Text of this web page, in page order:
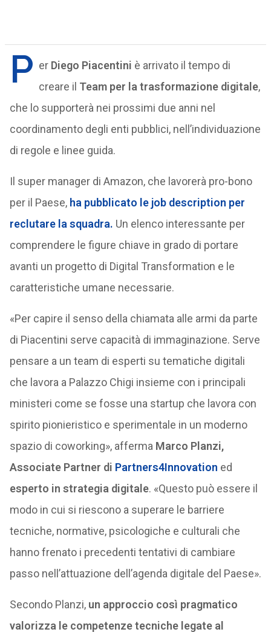
P er Diego Piacentini è arrivato il tempo di
creare il Team per la trasformazione digitale,
che lo supporterà nei prossimi due anni nel
coordinamento degli enti pubblici, nell’individuazione
di regole e linee guida.
Il super manager di Amazon, che lavorerà pro-bono
per il Paese, ha pubblicato le job description per
reclutare la squadra. Un elenco interessante per
comprendere le figure chiave in grado di portare
avanti un progetto di Digital Transformation e le
caratteristiche umane necessarie.
«Per capire il senso della chiamata alle armi da parte
di Piacentini serve capacità di immaginazione. Serve
pensare a un team di esperti su tematiche digitali
che lavora a Palazzo Chigi insieme con i principali
ministeri come se fosse una startup che lavora con
spirito pionieristico e sperimentale in un moderno
spazio di coworking», afferma Marco Planzi,
Associate Partner di Partners4Innovation ed
esperto in strategia digitale. «Questo può essere il
modo in cui si riescono a superare le barriere
tecniche, normative, psicologiche e culturali che
hanno frenato i precedenti tentativi di cambiare
passo nell’attuazione dell’agenda digitale del Paese».
Secondo Planzi, un approccio così pragmatico
valorizza le competenze tecniche legate al